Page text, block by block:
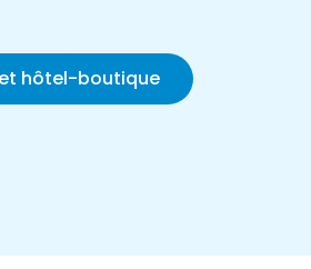
hôtel-boutique